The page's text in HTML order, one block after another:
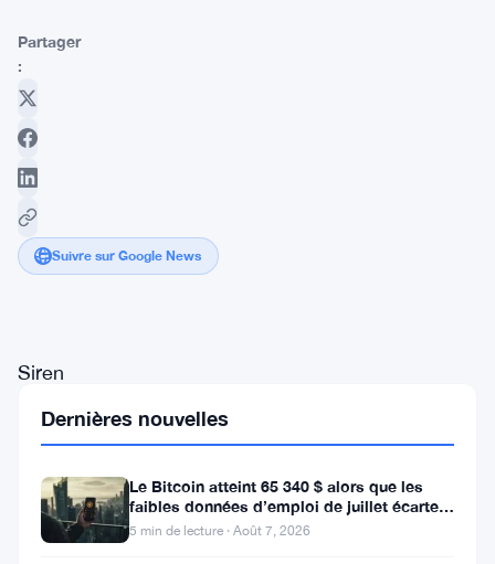
Partager
:
Suivre sur Google News
Siren
bondi
152,79%
Dernières nouvelles
Le Bitcoin atteint 65 340 $ alors que les
faibles données d’emploi de juillet écartent
une hausse des taux en
5 min de lecture · Août 7, 2026